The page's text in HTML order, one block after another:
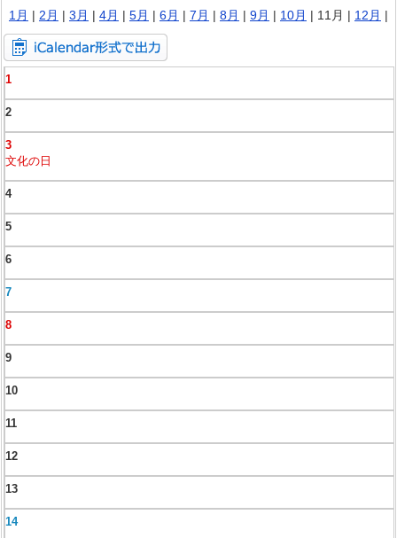
1月 | 2月 | 3月 | 4月 | 5月 | 6月 | 7月 | 8月 | 9月 | 10月 | 11月 | 12月 |
1
2
3
文化の日
4
5
6
7
8
9
10
11
12
13
14